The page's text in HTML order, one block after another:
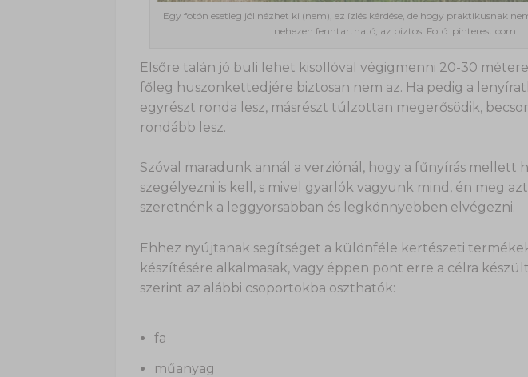
Egy fotón esetleg jól nézhet ki (nem), ez ízlés kérdése, de hogy praktikusnak
nehezen fenntartható, az biztos. Fotó: pinterest.com
Elsőre talán jó buli lehet kisollóval végigmenni 20-30
főleg huszonkettedjére biztosan nem az. Ha pedig a
egyrészt ronda lesz, másrészt túlzottan megerősödik,
rondább lesz.
Szóval maradunk annál a verziónál, hogy a fűnyírás
szegélyezni is kell, s mivel gyarlók vagyunk mind, én meg
szeretnénk a leggyorsabban és legkönnyebben elvégezni.
Ehhez nyújtanak segítséget a különféle kertészeti
készítésére alkalmasak, vagy éppen pont erre a célra
szerint az alábbi csoportokba oszthatók:
fa
műanyag